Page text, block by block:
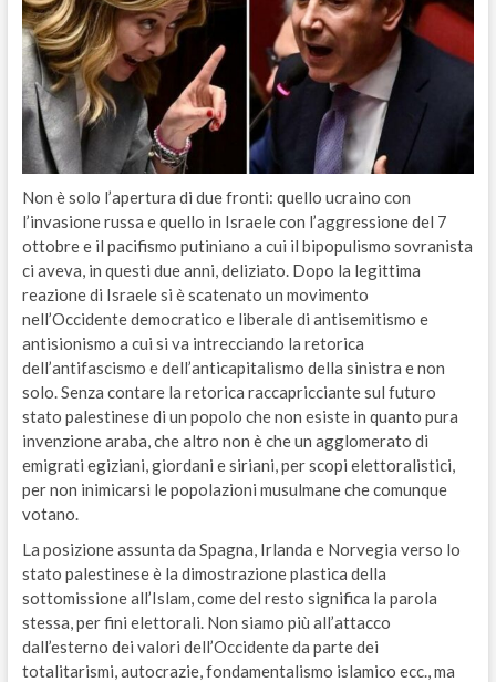
Non è solo l’apertura di due fronti: quello ucraino con
l’invasione russa e quello in Israele con l’aggressione del 7
ottobre e il pacifismo putiniano a cui il bipopulismo sovranista
ci aveva, in questi due anni, deliziato. Dopo la legittima
reazione di Israele si è scatenato un movimento
nell’Occidente democratico e liberale di antisemitismo e
antisionismo a cui si va intrecciando la retorica
dell’antifascismo e dell’anticapitalismo della sinistra e non
solo. Senza contare la retorica raccapricciante sul futuro
stato palestinese di un popolo che non esiste in quanto pura
invenzione araba, che altro non è che un agglomerato di
emigrati egiziani, giordani e siriani, per scopi elettoralistici,
per non inimicarsi le popolazioni musulmane che comunque
votano.
La posizione assunta da Spagna, Irlanda e Norvegia verso lo
stato palestinese è la dimostrazione plastica della
sottomissione all’Islam, come del resto significa la parola
stessa, per fini elettorali. Non siamo più all’attacco
dall’esterno dei valori dell’Occidente da parte dei
totalitarismi, autocrazie, fondamentalismo islamico ecc., ma